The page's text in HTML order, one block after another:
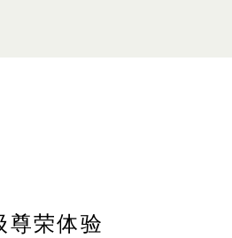
#：新币 752 - 832 元
尊荣体验